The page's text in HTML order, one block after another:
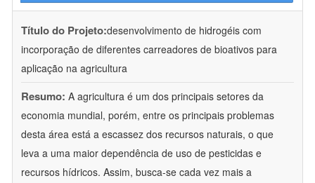
Título do Projeto:desenvolvimento de hidrogéis com
incorporação de diferentes carreadores de bioativos para
aplicação na agricultura
Resumo: A agricultura é um dos principais setores da
economia mundial, porém, entre os principais problemas
desta área está a escassez dos recursos naturais, o que
leva a uma maior dependência de uso de pesticidas e
recursos hídricos. Assim, busca-se cada vez mais a